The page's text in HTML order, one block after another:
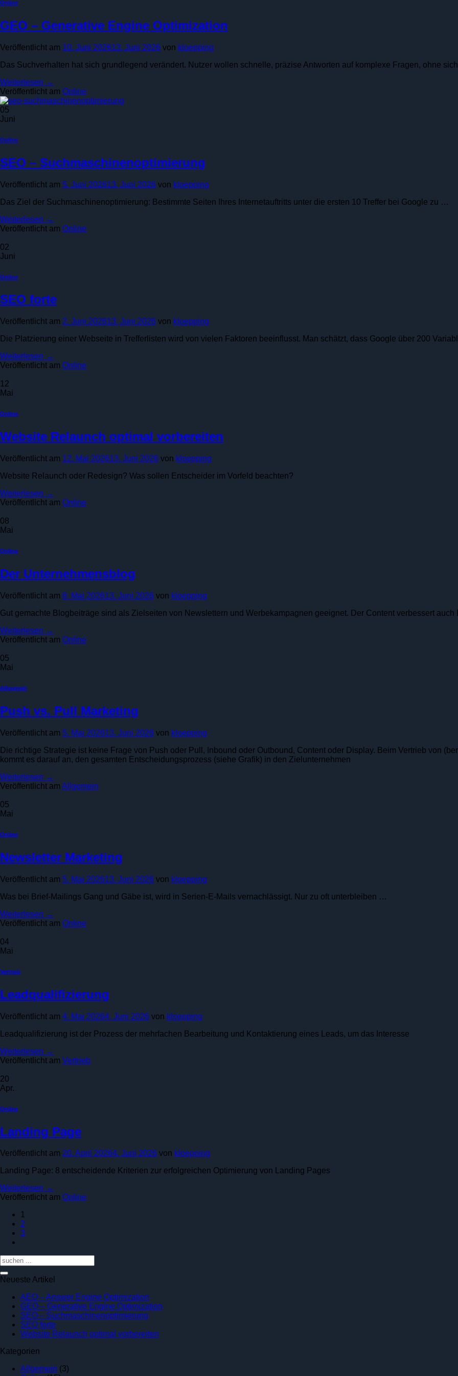
Online
GEO – Generative Engine Optimization
Veröffentlicht am 10. Juni 202613. Juni 2026 von kloepping
Das Suchverhalten hat sich grundlegend verändert. Nutzer wollen schnelle, präzise Antworten auf komplexe Fragen, ohne
Weiterlesen →
Veröffentlicht am Online
05
Juni
Online
SEO – Suchmaschinenoptimierung
Veröffentlicht am 5. Juni 202613. Juni 2026 von kloepping
Das Ziel der Suchmaschinenoptimierung: Bestimmte Seiten Ihres Internetauftritts unter die ersten 10 Treffer bei Google zu …
Weiterlesen →
Veröffentlicht am Online
02
Juni
Online
SEO forte
Veröffentlicht am 2. Juni 202613. Juni 2026 von kloepping
Die Platzierung einer Webseite in Trefferlisten wird von vielen Faktoren beeinflusst. Man schätzt, dass Google über 200
Weiterlesen →
Veröffentlicht am Online
12
Mai
Online
Website Relaunch optimal vorbereiten
Veröffentlicht am 12. Mai 202613. Juni 2026 von kloepping
Website Relaunch oder Redesign? Was sollen Entscheider im Vorfeld beachten?
Weiterlesen →
Veröffentlicht am Online
08
Mai
Online
Der Unternehmensblog
Veröffentlicht am 8. Mai 202613. Juni 2026 von kloepping
Gut gemachte Blogbeiträge sind als Zielseiten von Newslettern und Werbekampagnen geeignet. Der Content verbessert
Weiterlesen →
Veröffentlicht am Online
05
Mai
Allgemein
Push vs. Pull Marketing
Veröffentlicht am 5. Mai 202613. Juni 2026 von kloepping
Die richtige Strategie ist keine Frage von Push oder Pull, Inbound oder Outbound, Content oder Display. Beim Vertrieb von
kommt es darauf an, den gesamten Entscheidungsprozess (siehe Grafik) in den Zielunternehmen
Weiterlesen →
Veröffentlicht am Allgemein
05
Mai
Online
Newsletter Marketing
Veröffentlicht am 5. Mai 202613. Juni 2026 von kloepping
Was bei Brief-Mailings Gang und Gäbe ist, wird in Serien-E-Mails vernach­lässigt. Nur zu oft unterbleiben …
Weiterlesen →
Veröffentlicht am Online
04
Mai
Vertrieb
Leadqualifizierung
Veröffentlicht am 4. Mai 20264. Juni 2026 von kloepping
Leadqualifizierung ist der Prozess der mehrfachen Bearbeitung und Kontak­tierung eines Leads, um das Interesse
Weiterlesen →
Veröffentlicht am Vertrieb
20
Apr.
Online
Landing Page
Veröffentlicht am 20. April 20264. Juni 2026 von kloepping
Landing Page: 8 entscheidende Kriterien zur erfolgreichen Optimierung von Landing Pages
Weiterlesen →
Veröffentlicht am Online
1
2
3
Neueste Artikel
AEO – Answer Engine Optimization
Kommentare
–
GEO – Generative Engine Optimization
SEO – Suchmaschinenoptimierung
zu
SEO forteKeine
Kommentare
Website Relaunch optimal vorbereiten
Kategorien
Allgemein (3)